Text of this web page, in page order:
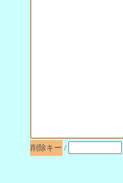
削除キー /